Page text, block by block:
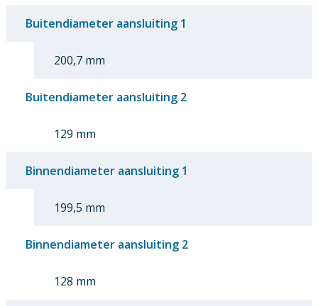
Buitendiameter aansluiting 1
200,7 mm
Buitendiameter aansluiting 2
129 mm
Binnendiameter aansluiting 1
199,5 mm
Binnendiameter aansluiting 2
128 mm